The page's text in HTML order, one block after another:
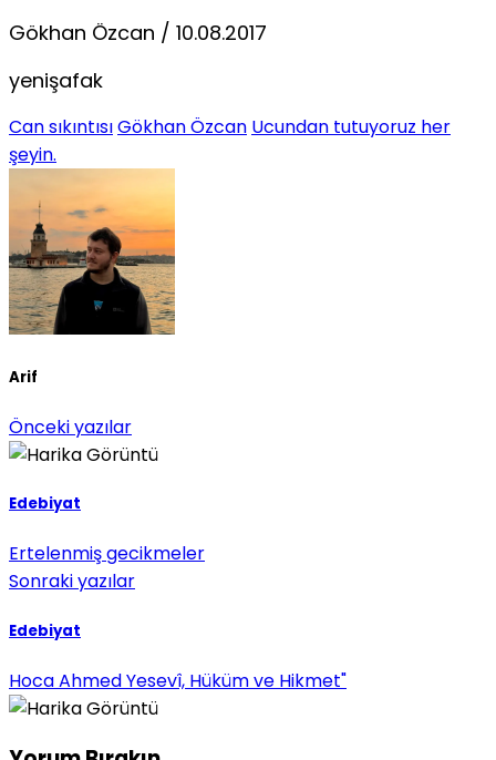
Gökhan Özcan / 10.08.2017
yenişafak
Can sıkıntısıGökhan Özcan Ucundan tutuyoruz her
şeyin.
Arif
Önceki yazılar
Edebiyat
Ertelenmiş gecikmeler
Sonraki yazılar
Edebiyat
Hoca Ahmed Yesevî, Hüküm ve Hikmet"